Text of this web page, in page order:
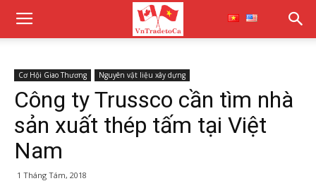
Cơ Hội Giao Thương Nguyên vật liệu xây dựng
Công ty Trussco cần tìm nhà
sản xuất thép tấm tại Việt
Nam
1 Tháng Tám, 2018